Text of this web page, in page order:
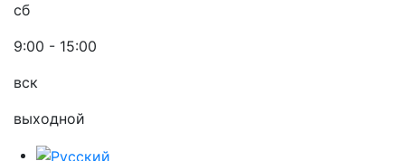
сб
9:00 - 15:00
вск
выходной